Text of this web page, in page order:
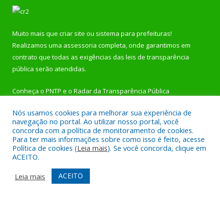
Muito mais que criar site ou sistema para prefeituras!
Realizamos uma assessoria completa, onde garantimos em
contrato que todas as exigências das leis de transparência
pública serão atendidas.
Conheça o PNTP e o Radar da Transparência Pública
Todos os direitos reservados a Prefeitura Municipal de
Rurópolis.
Mapa do Site
Acessar Área Administrativa
Acessar Webmail
Nós usamos cookies para melhorar sua experiência de
navegação no portal. Ao utilizar nosso portal, você
concorda com a política de monitoramento de cookies.
Para ter mais informações sobre como isso é feito, acesse
Política de cookies (Leia mais). Se você concorda, clique em
ACEITO.
Leia mais
ACEITO